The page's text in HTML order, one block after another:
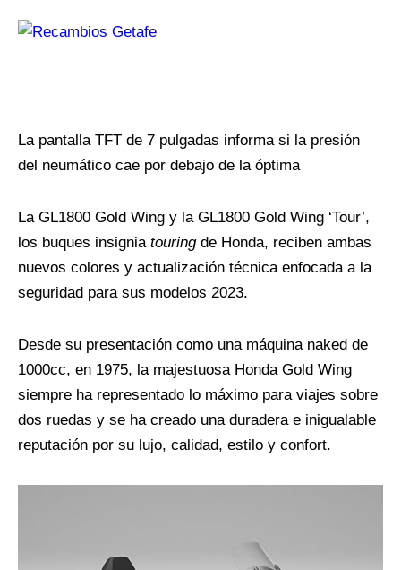
La pantalla TFT de 7 pulgadas informa si la presión
del neumático cae por debajo de la óptima
La GL1800 Gold Wing y la GL1800 Gold Wing ‘Tour’,
los buques insignia touringde Honda, reciben ambas
nuevos colores y actualización técnica enfocada a la
seguridad para sus modelos 2023.
Desde su presentación como una máquina naked de
1000cc, en 1975, la majestuosa Honda Gold Wing
siempre ha representado lo máximo para viajes sobre
dos ruedas y se ha creado una duradera e inigualable
reputación por su lujo, calidad, estilo y confort.